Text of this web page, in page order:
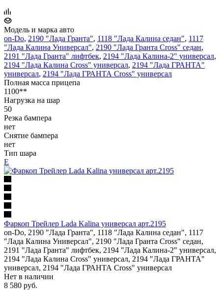
Модель и марка авто
on-Do, 2190 "Лада Гранта", 1118 "Лада Калина седан", 1117
"Лада Калина Универсал", 2190 "Лада Гранта Cross" седан,
2191 "Лада Гранта" лифтбек, 2194 "Лада Калина-2" универсал,
2194 "Лада Калина Cross" универсал, 2194 "Лада ГРАНТА"
универсал, 2194 "Лада ГРАНТА Cross" универсал
Полная масса прицепа
1100**
Нагрузка на шар
50
Резка бампера
нет
Снятие бампера
нет
Тип шара
Е
Фаркоп Трейлер Lada Kalina универсал арт.2195
on-Do, 2190 "Лада Гранта", 1118 "Лада Калина седан", 1117
"Лада Калина Универсал", 2190 "Лада Гранта Cross" седан,
2191 "Лада Гранта" лифтбек, 2194 "Лада Калина-2" универсал,
2194 "Лада Калина Cross" универсал, 2194 "Лада ГРАНТА"
универсал, 2194 "Лада ГРАНТА Cross" универсал
Нет в наличии
8 580 руб.